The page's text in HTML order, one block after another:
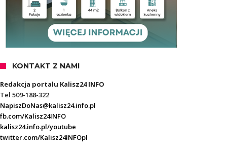
KONTAKT Z NAMI
Redakcja portalu Kalisz24 INFO
Tel 509-188-322
NapiszDoNas@kalisz24.info.pl
fb.com/Kalisz24INFO
kalisz24.info.pl/youtube
twitter.com/Kalisz24INFOpl